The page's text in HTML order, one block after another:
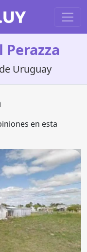
Perazza
Uruguay
en esta